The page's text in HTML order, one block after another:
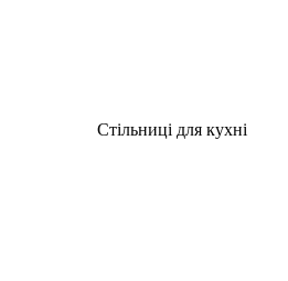
Стільниці для кухні